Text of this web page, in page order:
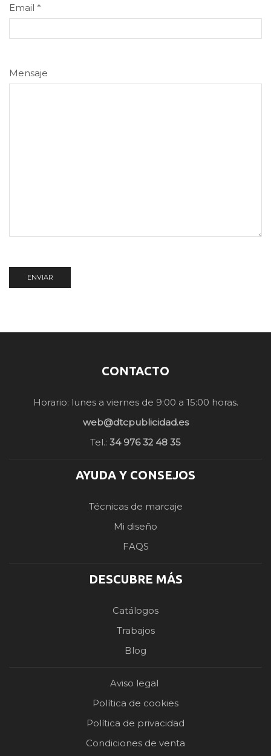
Email *
Mensaje
CONTACTO
Horario: lunes a viernes de 9:00 a 15:00 horas.
web@dtcpublicidad.es
Tel.: 34 976 32 48 35
AYUDA Y CONSEJOS
Técnicas de marcaje
Mi diseño
FAQS
DESCUBRE MÁS
Catálogos
Trabajos
Blog
Aviso legal
Política de cookies
Política de privacidad
Condiciones de venta